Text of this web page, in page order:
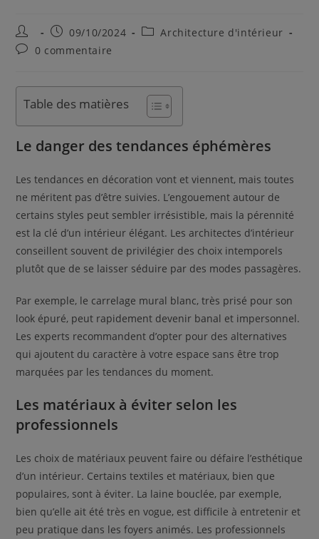
09/10/2024
Architecture d'intérieur
0 commentaire
Table des matières
Le danger des tendances éphémères
Les tendances en décoration vont et viennent, mais toutes
ne méritent pas d’être suivies. L’engouement autour de
certains styles peut sembler irrésistible, mais la pérennité
est la clé d’un intérieur élégant. Les architectes d’intérieur
conseillent souvent de privilégier des choix intemporels
plutôt que de se laisser séduire par des modes passagères.
Par exemple, le carrelage mural blanc, très prisé pour son
look épuré, peut rapidement devenir banal et impersonnel.
Les experts recommandent d’opter pour des alternatives
qui ajoutent du caractère à votre espace sans être trop
marquées par les tendances du moment.
Les matériaux à éviter selon les
professionnels
Les choix de matériaux peuvent faire ou défaire l’esthétique
d’un intérieur. Certains textiles et matériaux, bien que
populaires, sont à éviter. La laine bouclée, par exemple,
bien qu’elle ait été très en vogue, est difficile à entretenir et
peu pratique dans les foyers animés. Les professionnels